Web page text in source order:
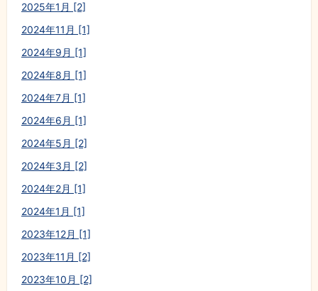
2025年1月 [2]
2024年11月 [1]
2024年9月 [1]
2024年8月 [1]
2024年7月 [1]
2024年6月 [1]
2024年5月 [2]
2024年3月 [2]
2024年2月 [1]
2024年1月 [1]
2023年12月 [1]
2023年11月 [2]
2023年10月 [2]